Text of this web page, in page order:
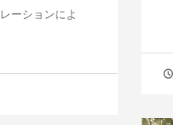
ーションによ